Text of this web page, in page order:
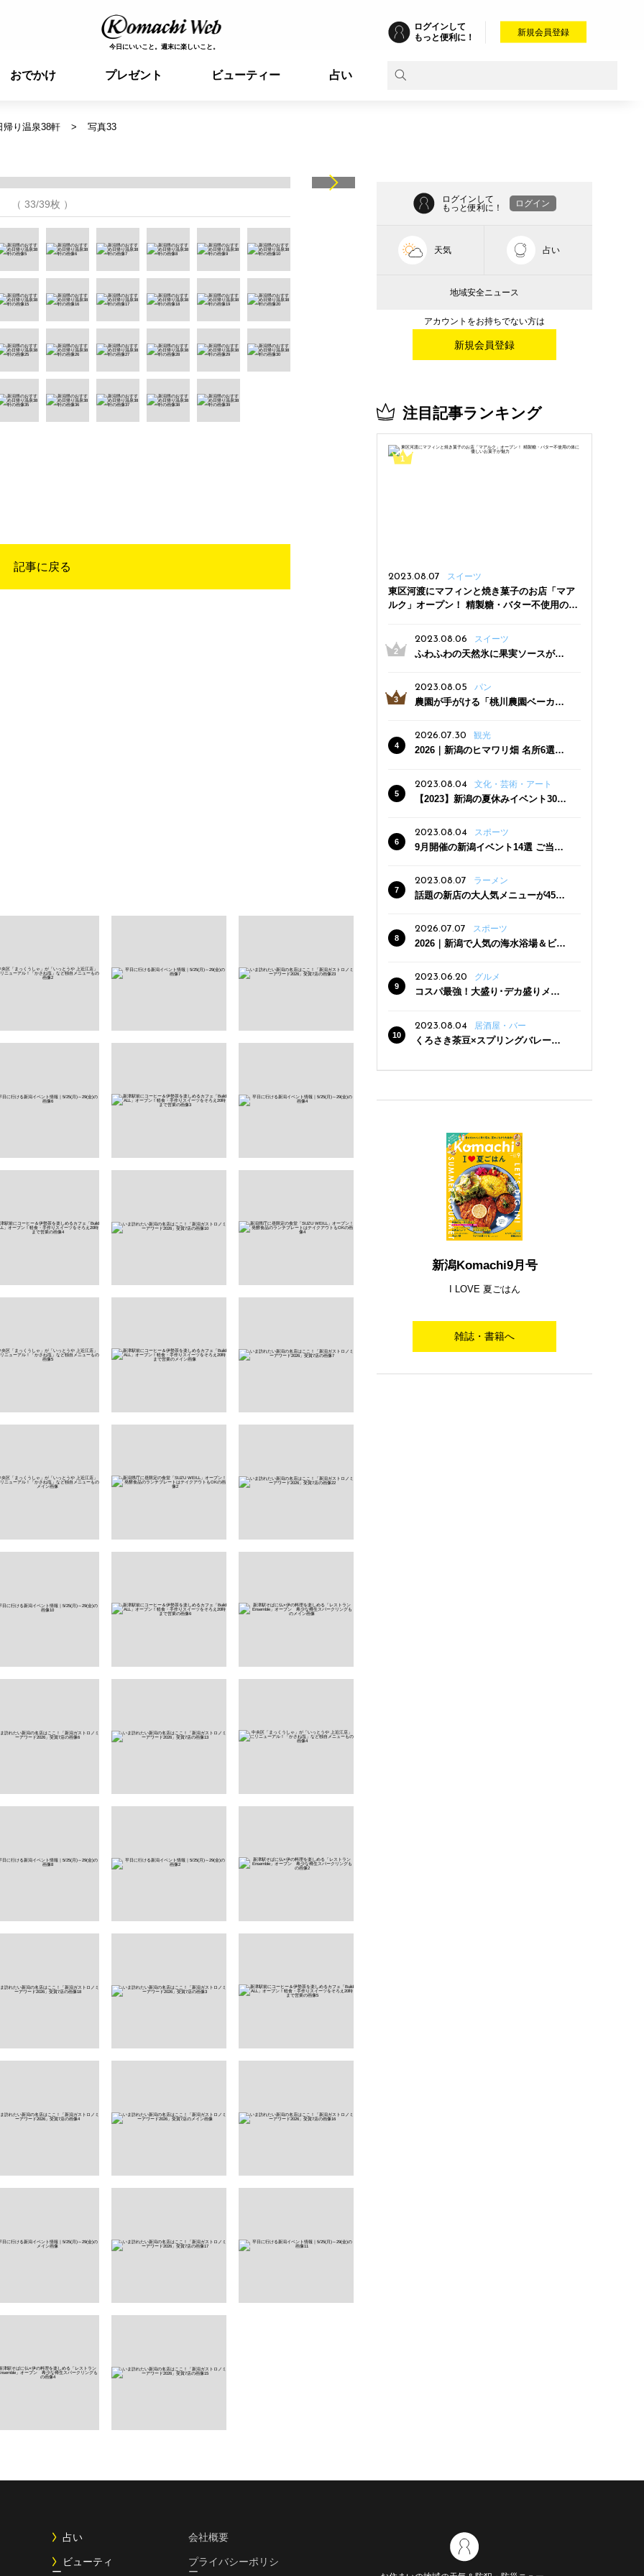
今日にいいこと。週末に楽しいこと。
ログインして
もっと便利に！
新規会員登録
おでかけ プレゼント ビューティー 占い
帰り温泉38軒 写真33
（ 33/39枚 ）
記事に戻る
ログインして
もっと便利に！
ログイン
天気 占い
地域安全ニュース
アカウントをお持ちでない方は
新規会員登録
注目記事ランキング
2023.08.07 スイーツ
東区河渡にマフィンと焼き菓子のお店「マア
ルク」オープン！ 精製糖・バター不使用の体
2023.08.06
スイーツ
ふわふわの天然氷に果実ソースがた
三条駅近くにオープン
2023.08.05 パン
農園が手がける「桃川農園ベーカリ
った焼きたてパンのほか、ジェラー
トやスムージーも
2026.07.30 観光
2026｜新潟のヒマワリ畑 名所6選
2023.08.04
文化・芸術・アート
【2023】新潟の夏休みイベント30
2023.08.04
スポーツ
9月開催の新潟イベント14選 ご当地
2023.08.07 ラーメン
話題の新店の大人気メニューが450
クーポン登場
2026.07.07 スポーツ
2026｜新潟で人気の海水浴場＆ビー
2023.06.20
グルメ
コスパ最強！大盛り･デカ盛りメニ
2023.08.04
居酒屋・バー
くろさき茶豆×スプリングバレー豊
新潟Komachi9月号
I LOVE 夏ごはん
雑誌・書籍へ
占い
ビューティ
ー
会社概要
プライバシーポリシ
ー